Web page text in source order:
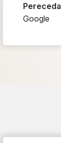
Pereceda
Google